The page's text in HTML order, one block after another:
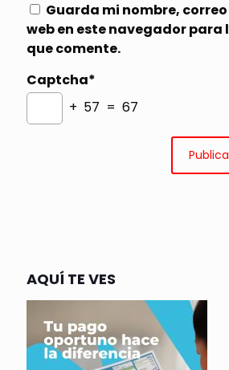
Guarda mi nombre,
web en este navegador para
que comente.
Captcha*
+ 57 = 67
AQUÍ TE VES